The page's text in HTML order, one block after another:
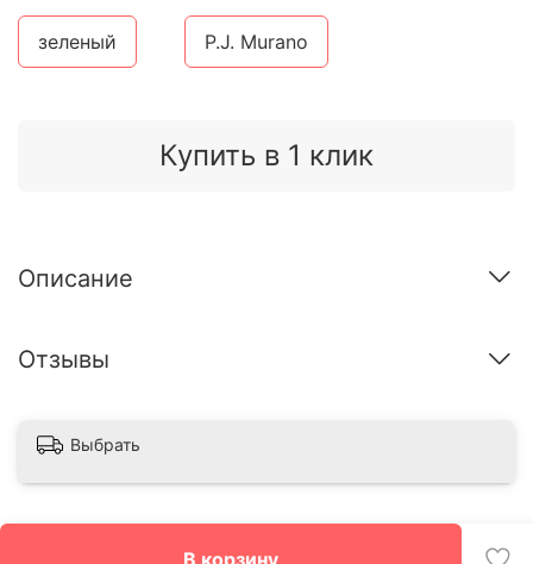
В корзину
Купить в 1 клик
зеленый P.J. Murano
Описание
Отзывы
Выбрать